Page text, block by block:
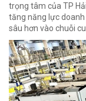
trọng tâm của TP
tăng năng lực
sâu hơn vào chuỗi